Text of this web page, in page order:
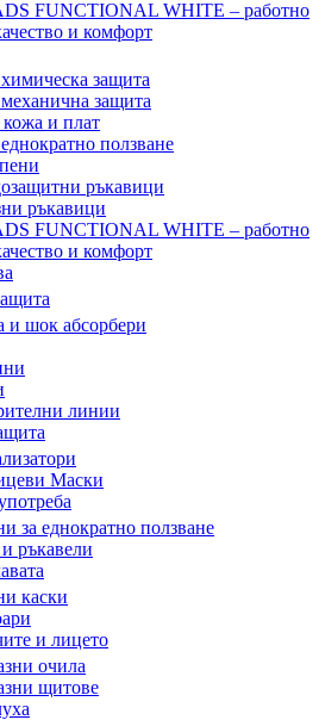
защита
защита
и плат
ползване
ръкавици
ръкавици
и шок абсорбери
линии
Маски
за еднократно ползване
ръкавели
каски
и лицето
очила
щитове